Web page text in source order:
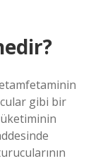
gibi bir